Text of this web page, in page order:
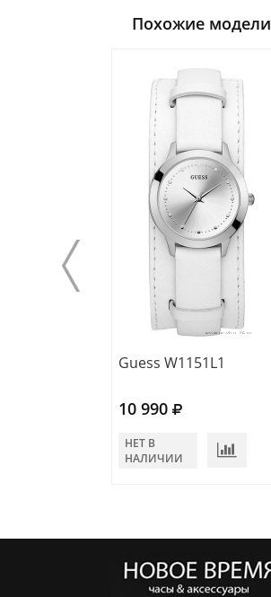
Похожие модели
Guess W1151L1
10 990
НЕТ В
НАЛИЧИИ